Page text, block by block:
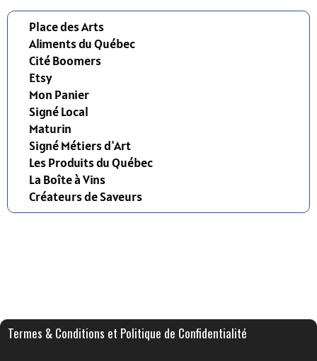
Place des Arts
Aliments du Québec
Cité Boomers
Etsy
Mon Panier
Signé Local
Maturin
Signé Métiers d'Art
Les Produits du Québec
La Boîte à Vins
Créateurs de Saveurs
Termes & Conditions et Politique de Confidentialité